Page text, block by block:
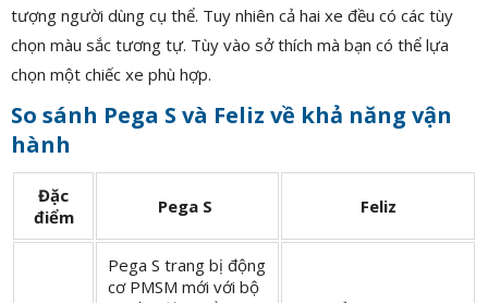
tượng người dùng cụ thể. Tuy nhiên cả hai xe đều có các tùy
chọn màu sắc tương tự. Tùy vào sở thích mà bạn có thể lựa
chọn một chiếc xe phù hợp.
So sánh Pega S và Feliz về khả năng vận
hành
Đặc
điểm
Pega S Feliz
Pega S trang bị động
cơ PMSM mới với bộ